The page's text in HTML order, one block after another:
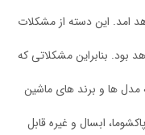
امد. این دسته از مشکلات
بود. بنابراین مشکلاتی که
ها و برند های ماشین
ابسال و غیره قابل